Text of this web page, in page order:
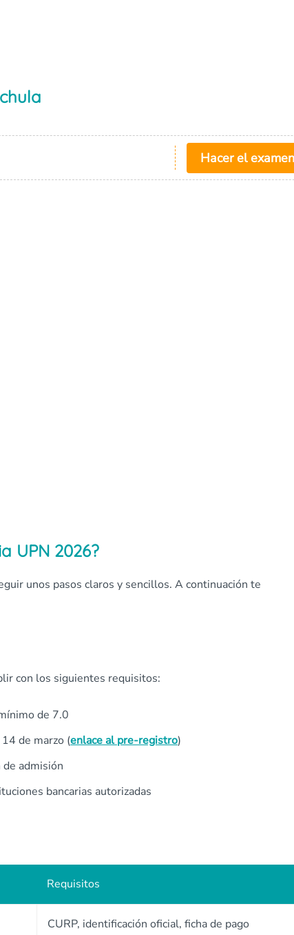
Hacer el examen
UPN 2026?
unos pasos claros y sencillos. A continuación te
con los siguientes requisitos:
de 7.0
de marzo (enlace al pre-registro)
admisión
bancarias autorizadas
Requisitos
CURP, identificación oficial, ficha de pago